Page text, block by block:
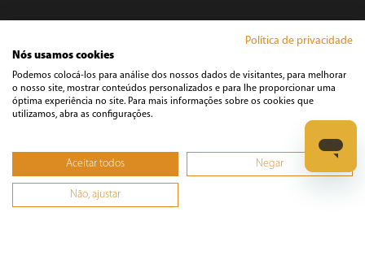
Cuidados Pessoais
Ferramentas
Política de privacidade
Nós usamos cookies
Podemos colocá-los para análise dos nossos dados de visitantes, para melhorar
o nosso site, mostrar conteúdos personalizados e para lhe proporcionar uma
óptima experiência no site. Para mais informações sobre os cookies que
utilizamos, abra as configurações.
Aceitar todos Negar
Não, ajustar